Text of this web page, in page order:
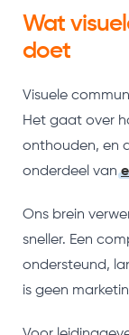
Wat
doet
Visuele
Het gaat over
onthouden, en
onderdeel van
Ons brein
sneller. Een
ondersteund,
is geen